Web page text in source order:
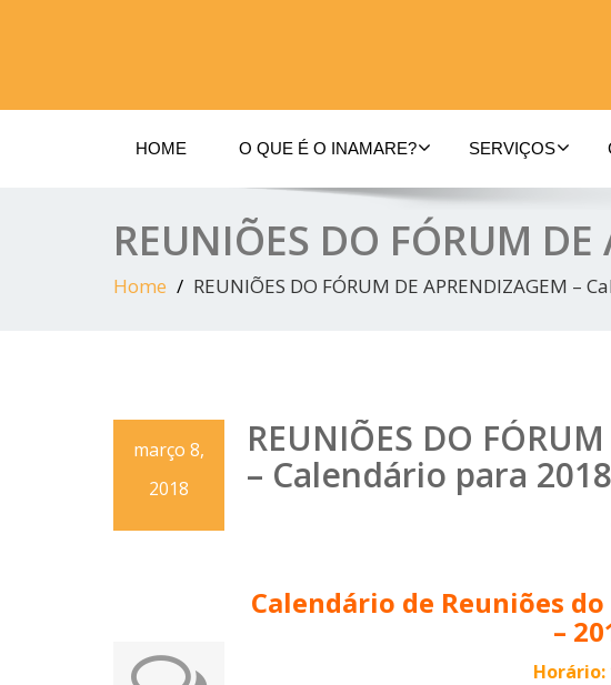
HOME O QUE É O INAMARE? SERVIÇOS
REUNIÕES DO FÓRUM
Home REUNIÕES DO FÓRUM DE APRENDIZAGEM –
março 8,
2018
REUNIÕES DO
– Calendário para 2018
Calendário de Reuniões
–
Horário: